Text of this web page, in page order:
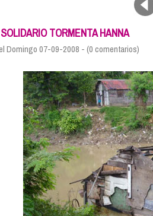
TORMENTA HANNA
Domingo 07-09-2008 - (0 comentarios)